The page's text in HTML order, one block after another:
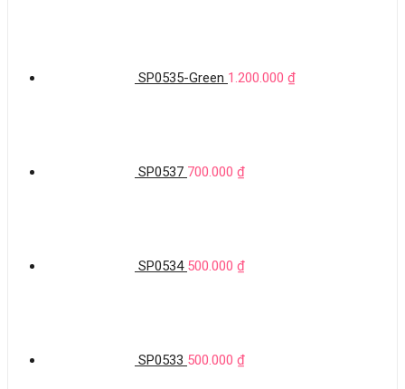
SP0535-Green 1.200.000 ₫
SP0537 700.000 ₫
SP0534 500.000 ₫
SP0533 500.000 ₫